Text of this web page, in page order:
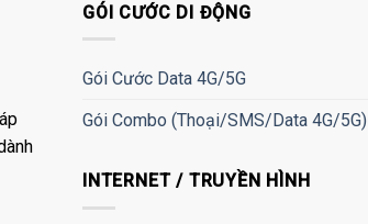
GÓI CƯỚC DI ĐỘNG
Gói Cước Data 4G/5G
Gói Combo (Thoại/SMS/Data 4G/5G)
INTERNET / TRUYỀN HÌNH